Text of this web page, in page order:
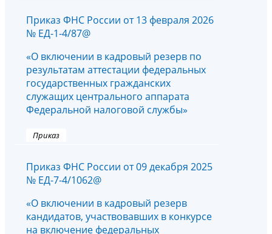
Приказ ФНС России от 13 февраля 2026
№ ЕД-1-4/87@
«О включении в кадровый резерв по
результатам аттестации федеральных
государственных гражданских
служащих центрального аппарата
Федеральной налоговой службы»
Приказ
Приказ ФНС России от 09 декабря 2025
№ ЕД-7-4/1062@
«О включении в кадровый резерв
кандидатов, участвовавших в конкурсе
на включение федеральных